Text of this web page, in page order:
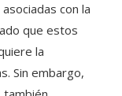
con la
que estos
la
Sin embargo,